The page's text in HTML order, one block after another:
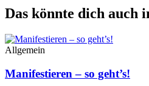
Das könnte dich auch
Allgemein
Manifestieren – so geht’s!